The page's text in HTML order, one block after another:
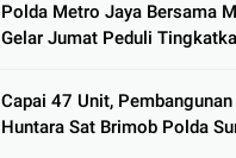
Polda Metro Jaya Bersama
Gelar Jumat Peduli
Capai 47 Unit, Pembangunan
Huntara Sat Brimob Polda